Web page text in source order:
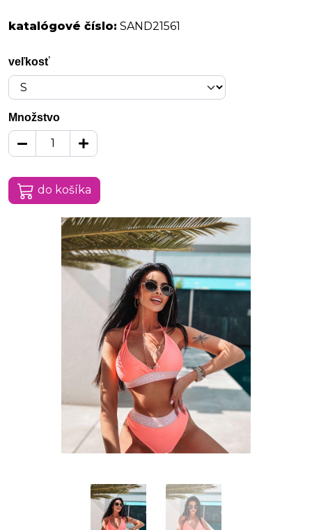
katalógové číslo: SAND21561
veľkosť
Množstvo
do košíka